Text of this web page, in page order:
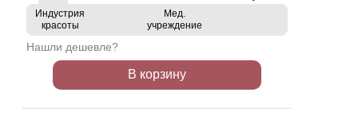
Индустрия
красоты
Мед.
учреждение
Нашли дешевле?
В корзину